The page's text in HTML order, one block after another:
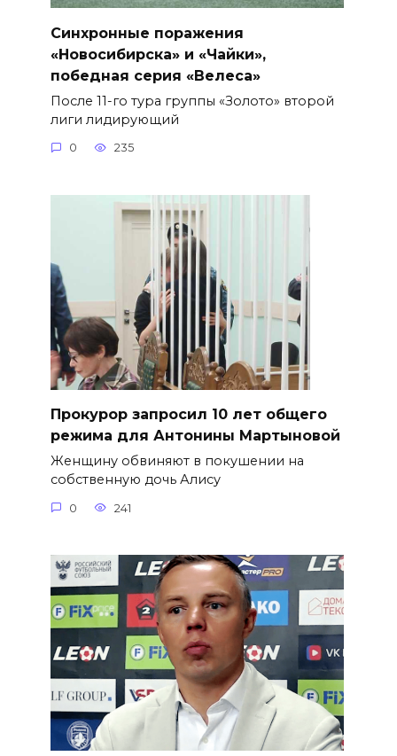
Синхронные поражения
«Новосибирска» и «Чайки»,
победная серия «Велеса»
После 11-го тура группы «Золото» второй
лиги лидирующий
0 235
​Прокурор запросил 10 лет общего
режима для Антонины Мартыновой
Женщину обвиняют в покушении на
собственную дочь Алису
0 241